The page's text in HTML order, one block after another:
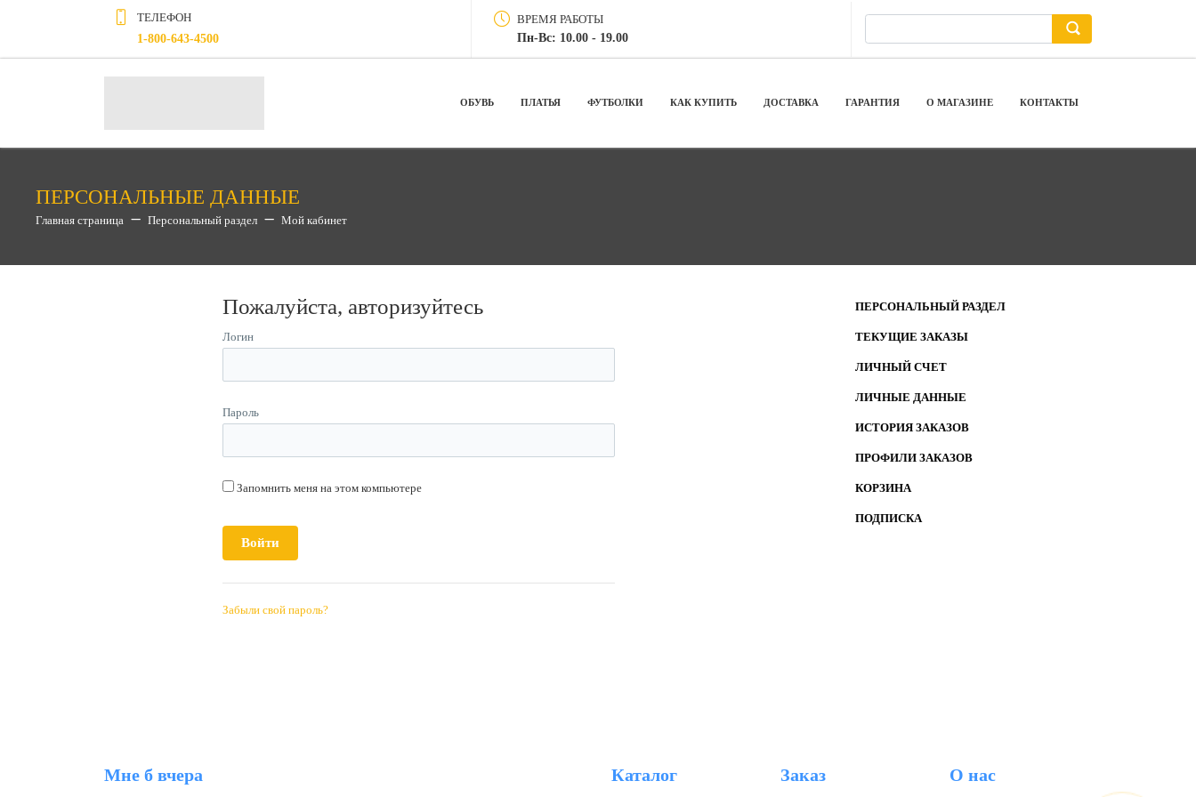
ТЕЛЕФОН
1-800-643-4500
ВРЕМЯ РАБОТЫ
Пн-Вс: 10.00 - 19.00
ОБУВЬ ПЛАТЬЯ ФУТБОЛКИ КАК КУПИТЬ ДОСТАВКА ГАРАНТИЯ О МАГАЗИНЕ КОНТАКТЫ
ПЕРСОНАЛЬНЫЕ ДАННЫЕ
Главная страница Персональный раздел Мой кабинет
ПЕРСОНАЛЬНЫЙ РАЗДЕЛ
ТЕКУЩИЕ ЗАКАЗЫ
ЛИЧНЫЙ СЧЕТ
ЛИЧНЫЕ ДАННЫЕ
ИСТОРИЯ ЗАКАЗОВ
ПРОФИЛИ ЗАКАЗОВ
КОРЗИНА
ПОДПИСКА
Пожалуйста, авторизуйтесь
Логин
Пароль
Запомнить меня на этом компьютере
Забыли свой пароль?
Мне б вчера Каталог Заказ О нас